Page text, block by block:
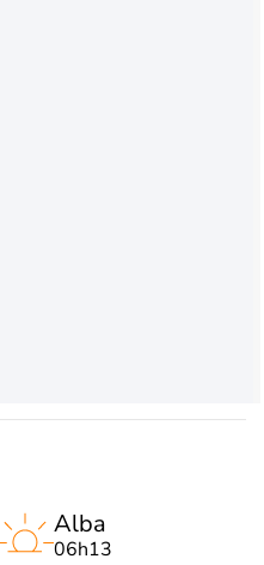
Alba
06h13